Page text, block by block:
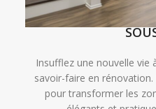
Insufflez une nouvelle
savoir-faire en
pour transformer les